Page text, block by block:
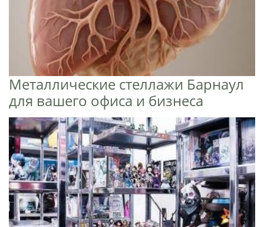
Металлические стеллажи Барнаул
для вашего офиса и бизнеса